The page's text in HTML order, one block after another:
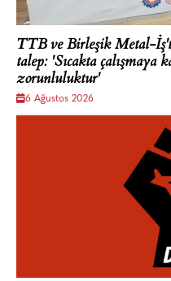
TTB ve Birleşik Metal-
talep: 'Sıcakta çalışmaya
zorunluluktur'
6 Ağustos 2026